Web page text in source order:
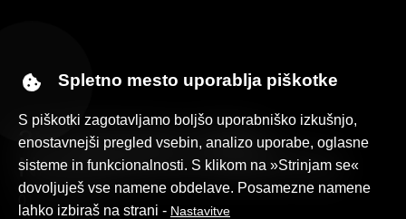
31. FESTIVAL FENS –
NAGRADE IN UVRSTITVE
01. 07. 2026
Spletno mesto uporablja piškotke
S piškotki zagotavljamo boljšo uporabniško izkušnjo,
enostavnejši pregled vsebin, analizo uporabe, oglasne
sisteme in funkcionalnosti. S klikom na »Strinjam se«
dovoljuješ vse namene obdelave. Posamezne namene
lahko izbiraš na strani - Nastavitve